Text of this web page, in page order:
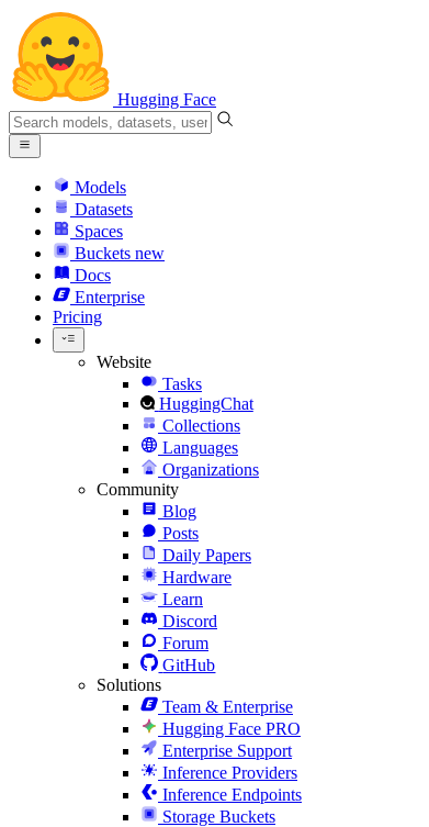
Hugging Face
Models
Datasets
Spaces
Buckets new
Docs
Enterprise
Pricing
Website
Tasks
HuggingChat
Collections
Languages
Organizations
Community
Blog
Posts
Daily Papers
Hardware
Learn
Discord
Forum
GitHub
Solutions
Team & Enterprise
Hugging Face PRO
Enterprise Support
Inference Providers
Inference Endpoints
Storage Buckets